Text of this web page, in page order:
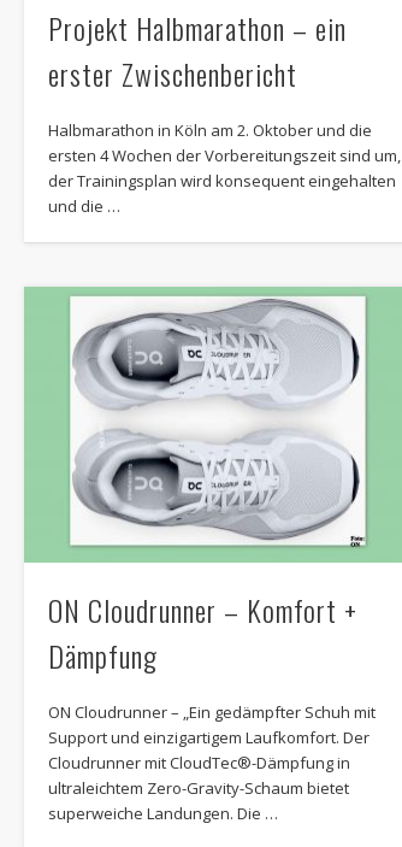
Projekt Halbmarathon – ein
erster Zwischenbericht
Halbmarathon in Köln am 2. Oktober und die
ersten 4 Wochen der Vorbereitungszeit sind um,
der Trainingsplan wird konsequent eingehalten
und die …
ON Cloudrunner – Komfort +
Dämpfung
ON Cloudrunner – „Ein gedämpfter Schuh mit
Support und einzigartigem Laufkomfort. Der
Cloudrunner mit CloudTec®-Dämpfung in
ultraleichtem Zero-Gravity-Schaum bietet
superweiche Landungen. Die …